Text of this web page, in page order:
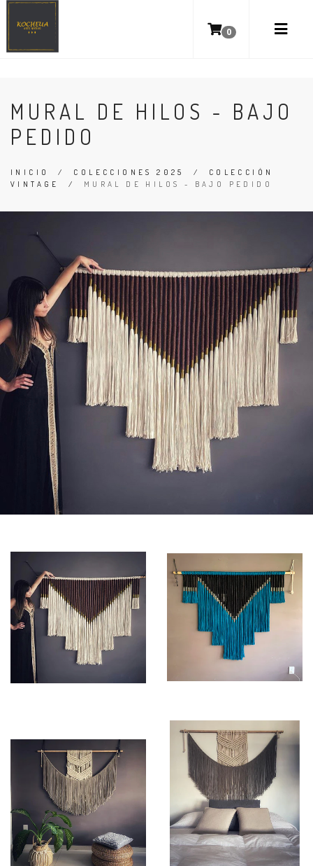
0
MURAL DE HILOS - BAJO
PEDIDO
INICIO / COLECCIONES 2025 / COLECCIÓN
VINTAGE
/ MURAL DE HILOS - BAJO PEDIDO